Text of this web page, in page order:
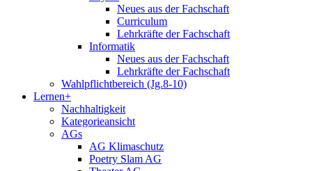
Neues aus der Fachschaft
Curriculum
Lehrkräfte der Fachschaft
Informatik
Neues aus der Fachschaft
Lehrkräfte der Fachschaft
Wahlpflichtbereich (Jg.8-10)
Lernen+
Nachhaltigkeit
Kategorieansicht
AGs
AG Klimaschutz
Poetry Slam AG